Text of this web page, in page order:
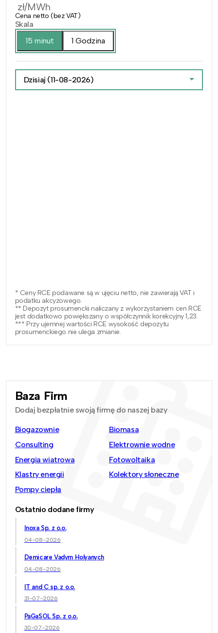
zł/MWh
Cena netto (bez VAT)
Skala
15 minut
1 Godzina
Dzisiaj (11-08-2026)
* Ceny RCE podawane są w ujęciu netto, nie zawierają VAT i
podatku akcyzowego.
** Depozyt prosumencki naliczany z wykorzystaniem cen RCE
jest dodatkowo powiększany o współczynnik korekcyjny 1,23.
*** Przy ujemnej wartości RCE wysokość depozytu
prosumenckiego nie ulega zmianie.
Baza Firm
Dodaj bezpłatnie swoją firmę do naszej bazy
Biogazownie
Biomasa
Consulting
Elektrownie wodne
Energia wiatrowa
Fotowoltaika
Klastry energii
Kolektory słoneczne
Pompy ciepła
Ostatnio dodane firmy
Inoxa Sp. z o.o.
04-08-2026
Demicare Vadym Holyanych
04-08-2026
IT and C sp. z o.o.
31-07-2026
PaGaSOL Sp. z o.o.
30-07-2026